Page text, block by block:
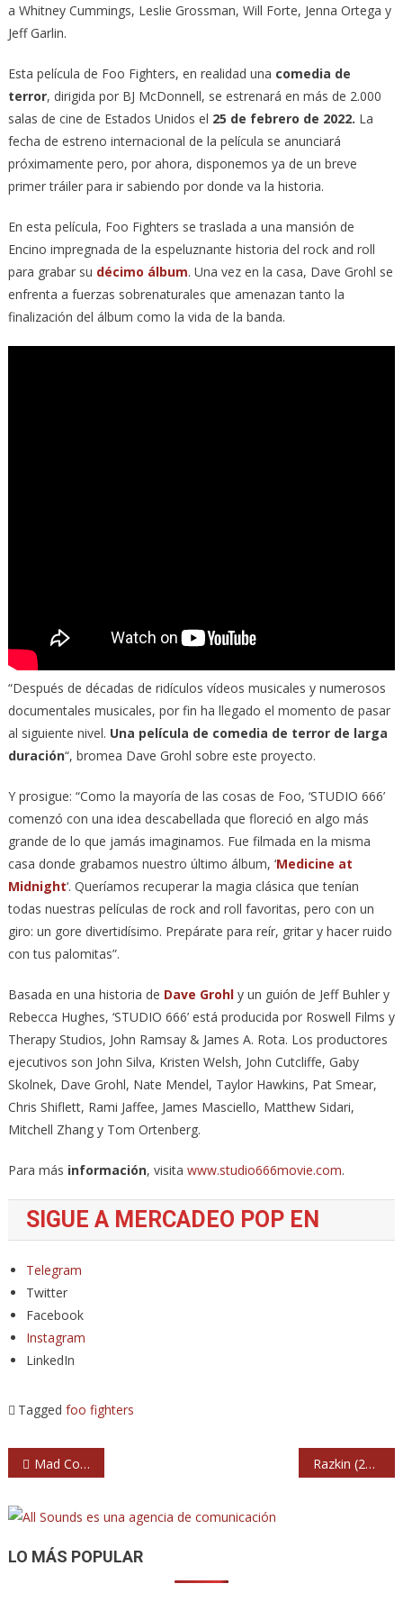
a Whitney Cummings, Leslie Grossman, Will Forte, Jenna Ortega y
Jeff Garlin.
Esta película de Foo Fighters, en realidad una comedia de
terror, dirigida por BJ McDonnell, se estrenará en más de 2.000
salas de cine de Estados Unidos el 25 de febrero de 2022. La
fecha de estreno internacional de la película se anunciará
próximamente pero, por ahora, disponemos ya de un breve
primer tráiler para ir sabiendo por donde va la historia.
En esta película, Foo Fighters se traslada a una mansión de
Encino impregnada de la espeluznante historia del rock and roll
para grabar su décimo álbum. Una vez en la casa, Dave Grohl se
enfrenta a fuerzas sobrenaturales que amenazan tanto la
finalización del álbum como la vida de la banda.
“Después de décadas de ridículos vídeos musicales y numerosos
documentales musicales, por fin ha llegado el momento de pasar
al siguiente nivel. Una película de comedia de terror de larga
duración“, bromea Dave Grohl sobre este proyecto.
Y prosigue: “Como la mayoría de las cosas de Foo, ‘STUDIO 666’
comenzó con una idea descabellada que floreció en algo más
grande de lo que jamás imaginamos. Fue filmada en la misma
casa donde grabamos nuestro último álbum, ‘Medicine at
Midnight‘. Queríamos recuperar la magia clásica que tenían
todas nuestras películas de rock and roll favoritas, pero con un
giro: un gore divertidísimo. Prepárate para reír, gritar y hacer ruido
con tus palomitas”.
Basada en una historia de Dave Grohly un guión de Jeff Buhler y
Rebecca Hughes, ‘STUDIO 666’ está producida por Roswell Films y
Therapy Studios, John Ramsay & James A. Rota. Los productores
ejecutivos son John Silva, Kristen Welsh, John Cutcliffe, Gaby
Skolnek, Dave Grohl, Nate Mendel, Taylor Hawkins, Pat Smear,
Chris Shiflett, Rami Jaffee, James Masciello, Matthew Sidari,
Mitchell Zhang y Tom Ortenberg.
Para más información, visita www.studio666movie.com.
SIGUE A MERCADEO POP EN
Telegram
Twitter
Facebook
Instagram
LinkedIn
Tagged foo fighters
Navegación
entradas
Mad Cool 2022 cierra cartel con Jack White y Stormzy Razkin (2021) Sala 0. Madrid
LO MÁS POPULAR